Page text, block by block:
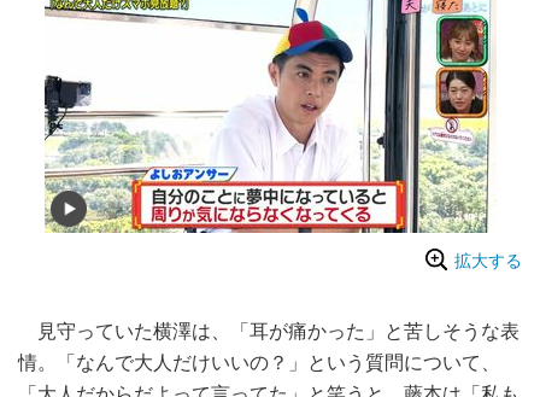
拡大する
見守っていた横澤は、「耳が痛かった」と苦しそうな表
情。「なんで大人だけいいの？」という質問について、